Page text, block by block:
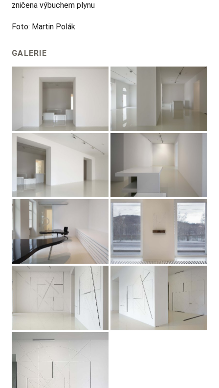
zničena výbuchem plynu
Foto: Martin Polák
GALERIE